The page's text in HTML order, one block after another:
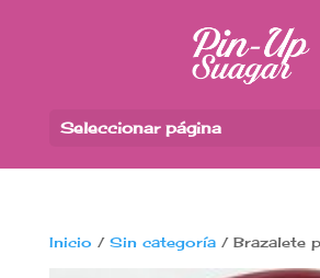
Seleccionar página
Inicio / Sin categoría/ Brazalete